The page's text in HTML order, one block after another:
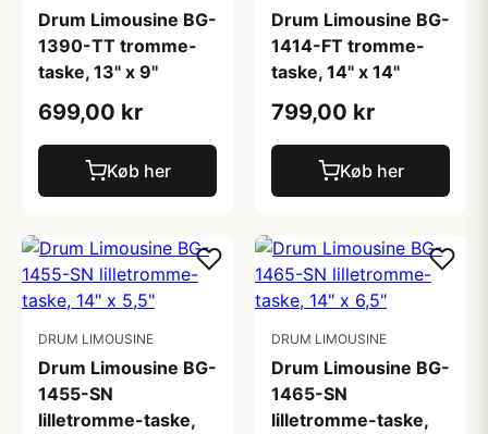
Drum Limousine BG-
1390-TT tromme-
taske, 13" x 9"
699,00 kr
Køb her
Drum Limousine BG-
1414-FT tromme-
taske, 14" x 14"
799,00 kr
Køb her
DRUM LIMOUSINE
Drum Limousine BG-
1455-SN
lilletromme-taske,
DRUM LIMOUSINE
Drum Limousine BG-
1465-SN
lilletromme-taske,